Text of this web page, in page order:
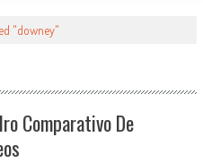
"downey"
Comparativo De